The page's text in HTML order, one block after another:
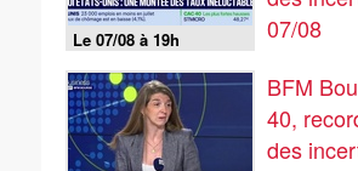
Le 07/08 à 19h
07/08
BFM
40,
des